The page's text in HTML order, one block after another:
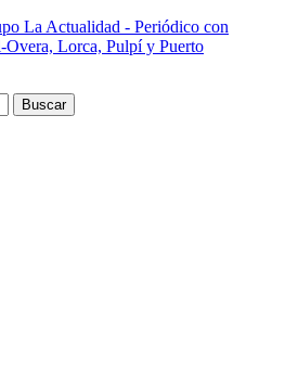
La Actualidad - Periódico con
Lorca, Pulpí y Puerto